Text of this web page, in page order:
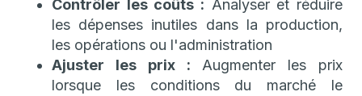
Contrôler les coûts : Analyser et réduire
les dépenses inutiles dans la production,
les opérations ou l'administration
Ajuster les prix : Augmenter les prix
lorsque les conditions du marché le